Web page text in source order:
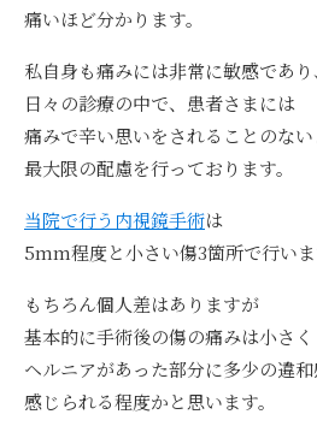
痛いほど分かります。
私自身も痛みには非常に敏感であり
日々の診療の中で、患者さまには
痛みで辛い思いをされることのない
最大限の配慮を行っております。
当院で行う内視鏡手術は
5mm程度と小さい傷3箇所で行いま
もちろん個人差はありますが
基本的に手術後の傷の痛みは小さく
ヘルニアがあった部分に多少の違和
感じられる程度かと思います。